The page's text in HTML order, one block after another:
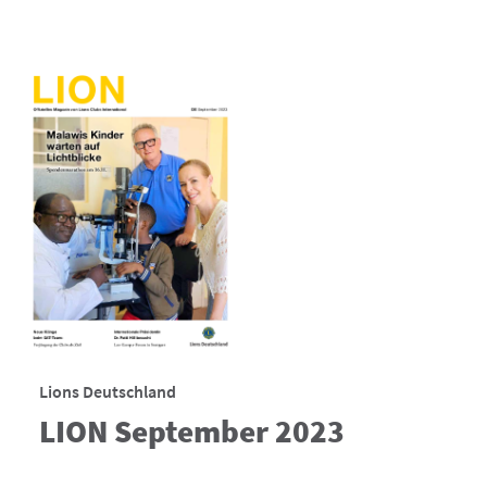
Lions Deutschland
LION September 2023